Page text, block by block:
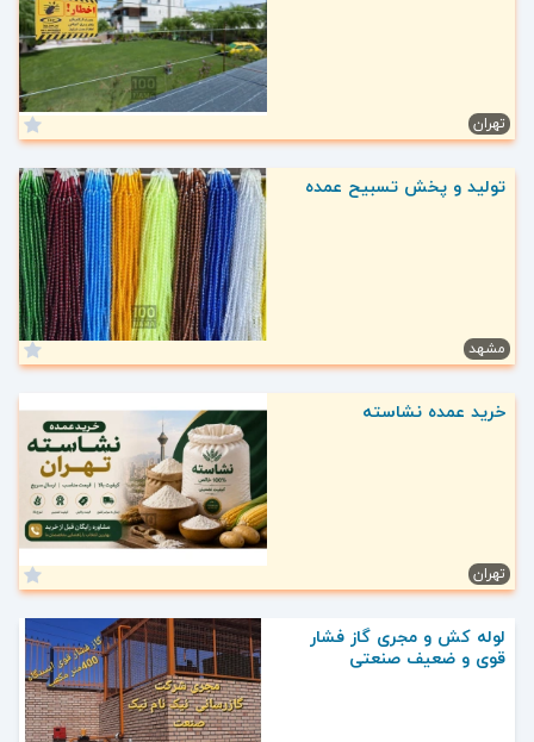
تهران
تولید و پخش تسبیح عمده
مشهد
خرید عمده نشاسته
تهران
لوله کش و مجری گاز فشار
قوی و ضعیف صنعتی